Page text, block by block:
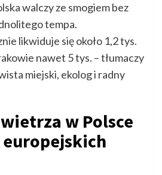
walczy ze smogiem bez
tempa.
likwiduje się około 1,2 tys.
nawet 5 tys. – tłumaczy
miejski, ekolog i radny
w Polsce
europejskich